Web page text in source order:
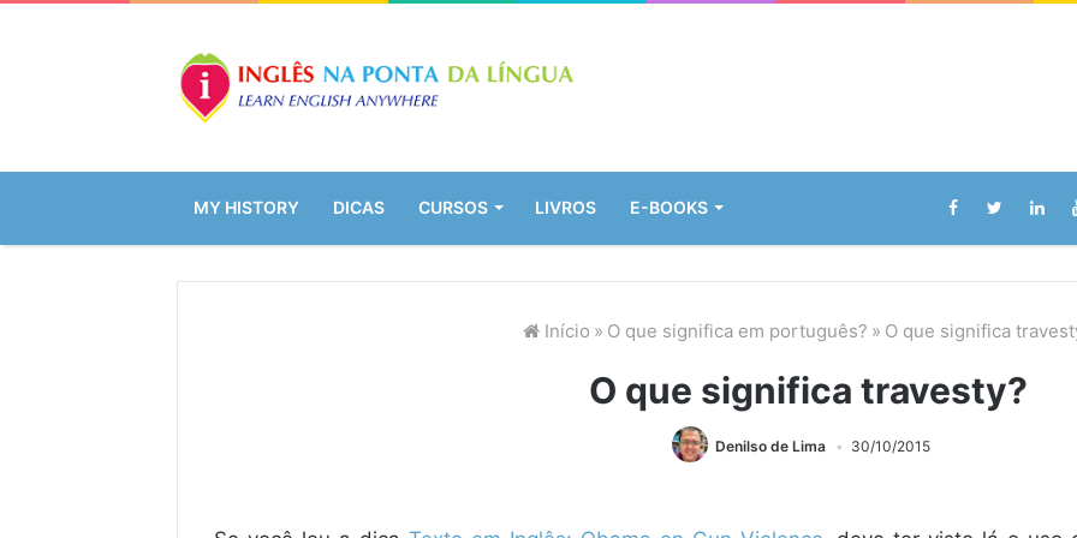
MY HISTORY DICAS CURSOS LIVROS E-BOOKS
Início » O que significa em português? » O que significa
O que significa travesty?
Denilso de Lima 30/10/2015